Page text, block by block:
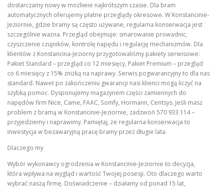
dostarczamy nowy w możliwie najkrótszym czasie. Dla bram
automatycznych oferujemy płatne przeglądy okresowe. W Konstancinie-
Jeziornie, gdzie bramy są często używane, regularna konserwacja jest
szczególnie ważna. Przegląd obejmuje: smarowanie prowadnic,
czyszczenie czujników, kontrolę napędu i regulację mechanizmów. Dla
klientów z Konstancina-Jeziorny przygotowaliśmy pakiety serwisowe:
Pakiet Standard – przegląd co 12 miesięcy, Pakiet Premium – przegląd
co 6 miesięcy z 15% zniżką na naprawy. Serwis pogwarancyjny to dla nas
standard. Nawet po zakończeniu gwarancji nasi klienci mogą liczyć na
szybką pomoc. Dysponujemy magazynem części zamiennych do
napędów firm Nice, Came, FAAC, Somfy, Hormann, Centsys. Jeśli masz
problem z bramą w Konstancinie-Jeziornie, zadzwoń 570 933 114 –
przyjedziemy i naprawimy. Pamiętaj, że regularna konserwacja to
inwestycja w bezawaryjną pracę bramy przez długie lata.
Dlaczego my
Wybór wykonawcy ogrodzenia w Konstancinie-Jeziornie to decyzja,
która wpływa na wygląd i wartość Twojej posesji. Oto dlaczego warto
wybrać naszą firmę. Doświadczenie – działamy od ponad 15 lat,